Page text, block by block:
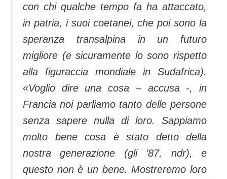
con chi qualche tempo fa ha attaccato,
in patria, i suoi coetanei, che poi sono la
speranza transalpina in un futuro
migliore (e sicuramente lo sono rispetto
alla figuraccia mondiale in Sudafrica).
«Voglio dire una cosa – accusa -, in
Francia noi parliamo tanto delle persone
senza sapere nulla di loro. Sappiamo
molto bene cosa è stato detto della
nostra generazione (gli ’87, ndr), e
questo non è un bene. Mostreremo loro